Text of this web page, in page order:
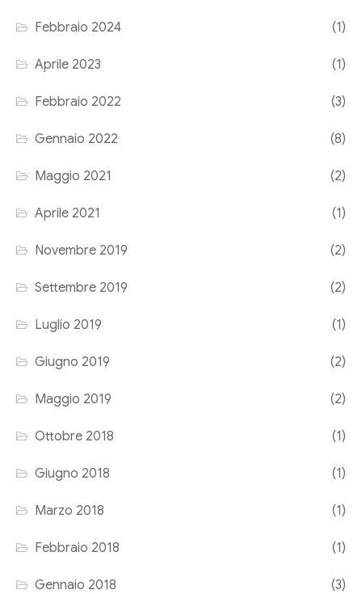
Febbraio 2024 (1)
Aprile 2023 (1)
Febbraio 2022 (3)
Gennaio 2022 (8)
Maggio 2021 (2)
Aprile 2021 (1)
Novembre 2019 (2)
Settembre 2019 (2)
Luglio 2019 (1)
Giugno 2019 (2)
Maggio 2019 (2)
Ottobre 2018 (1)
Giugno 2018 (1)
Marzo 2018 (1)
Febbraio 2018 (1)
Gennaio 2018 (3)